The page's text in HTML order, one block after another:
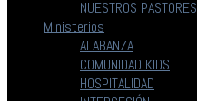
NUESTROS PASTORES
Ministerios
ALABANZA
COMUNIDAD KIDS
HOSPITALIDAD